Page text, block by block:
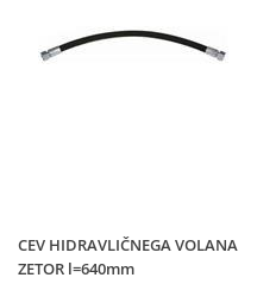
CEV HIDRAVLIČNEGA VOLANA
ZETOR l=640mm